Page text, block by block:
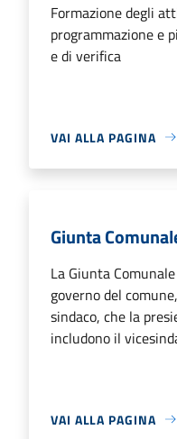
Formazione degli
programmazione e
e di verifica
VAI ALLA PAGINA
Giunta
La Giunta
governo del
sindaco, che la
includono il
VAI ALLA PAGINA